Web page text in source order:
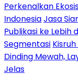
Perkenalkan
IndonesiaJasa
Publikasi ke Lebih
Segmentasi
Dinding Mewah,
Jelas